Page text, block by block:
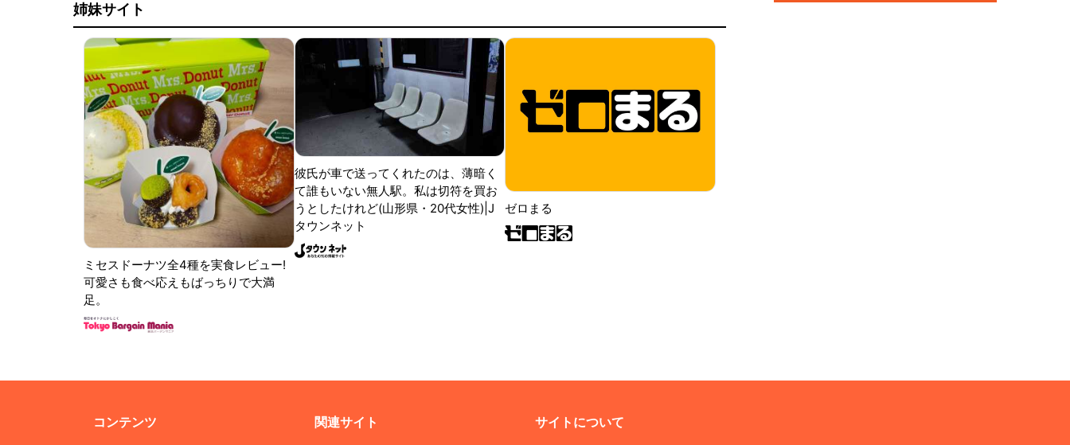
姉妹サイト
ミセスドーナツ全4種を実食レビュー!
可愛さも食べ応えもばっちりで大満
足。
彼氏が車で送ってくれたのは、薄暗く
て誰もいない無人駅。私は切符を買お
うとしたけれど(山形県・20代女性)|J
タウンネット
ゼロまる
コンテンツ 関連サイト サイトについて